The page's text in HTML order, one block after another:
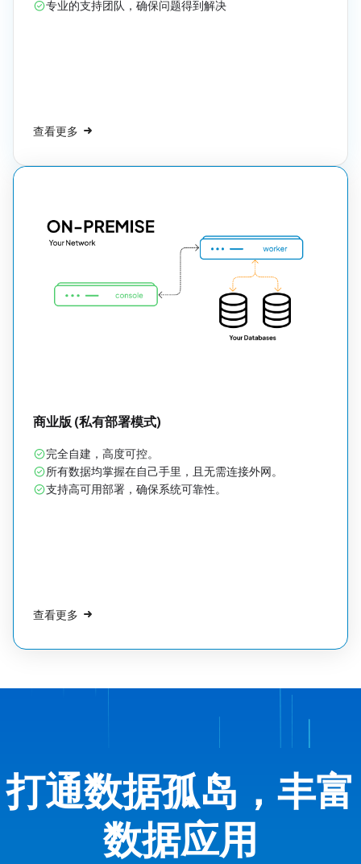
专业的支持团队，确保问题得到解决
查看更多
商业版 (私有部署模式)
完全自建，高度可控。
所有数据均掌握在自己手里，且无需连接外网。
支持高可用部署，确保系统可靠性。
查看更多
打通数据孤岛，丰富
数据应用